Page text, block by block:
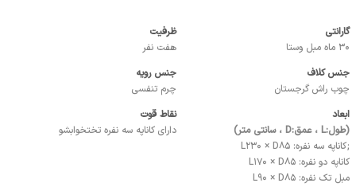
گارانتی
30 ماه مبل وستا
ظرفیت
هفت نفر
جنس کلاف
چوب راش گرجستان
جنس رویه
چرم تنفسی
ابعاد
(طول:L ، عمق:D ، سانتی متر)
;کاناپه سه نفره: L230 × D85
کاناپه دو نفره: L170 × D85
مبل تک نفره: L90 × D85
نقاط قوت
دارای کاناپه سه نفره تختخوابشو